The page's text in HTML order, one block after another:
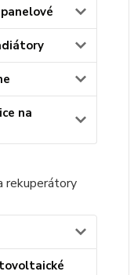
na
rekuperátory